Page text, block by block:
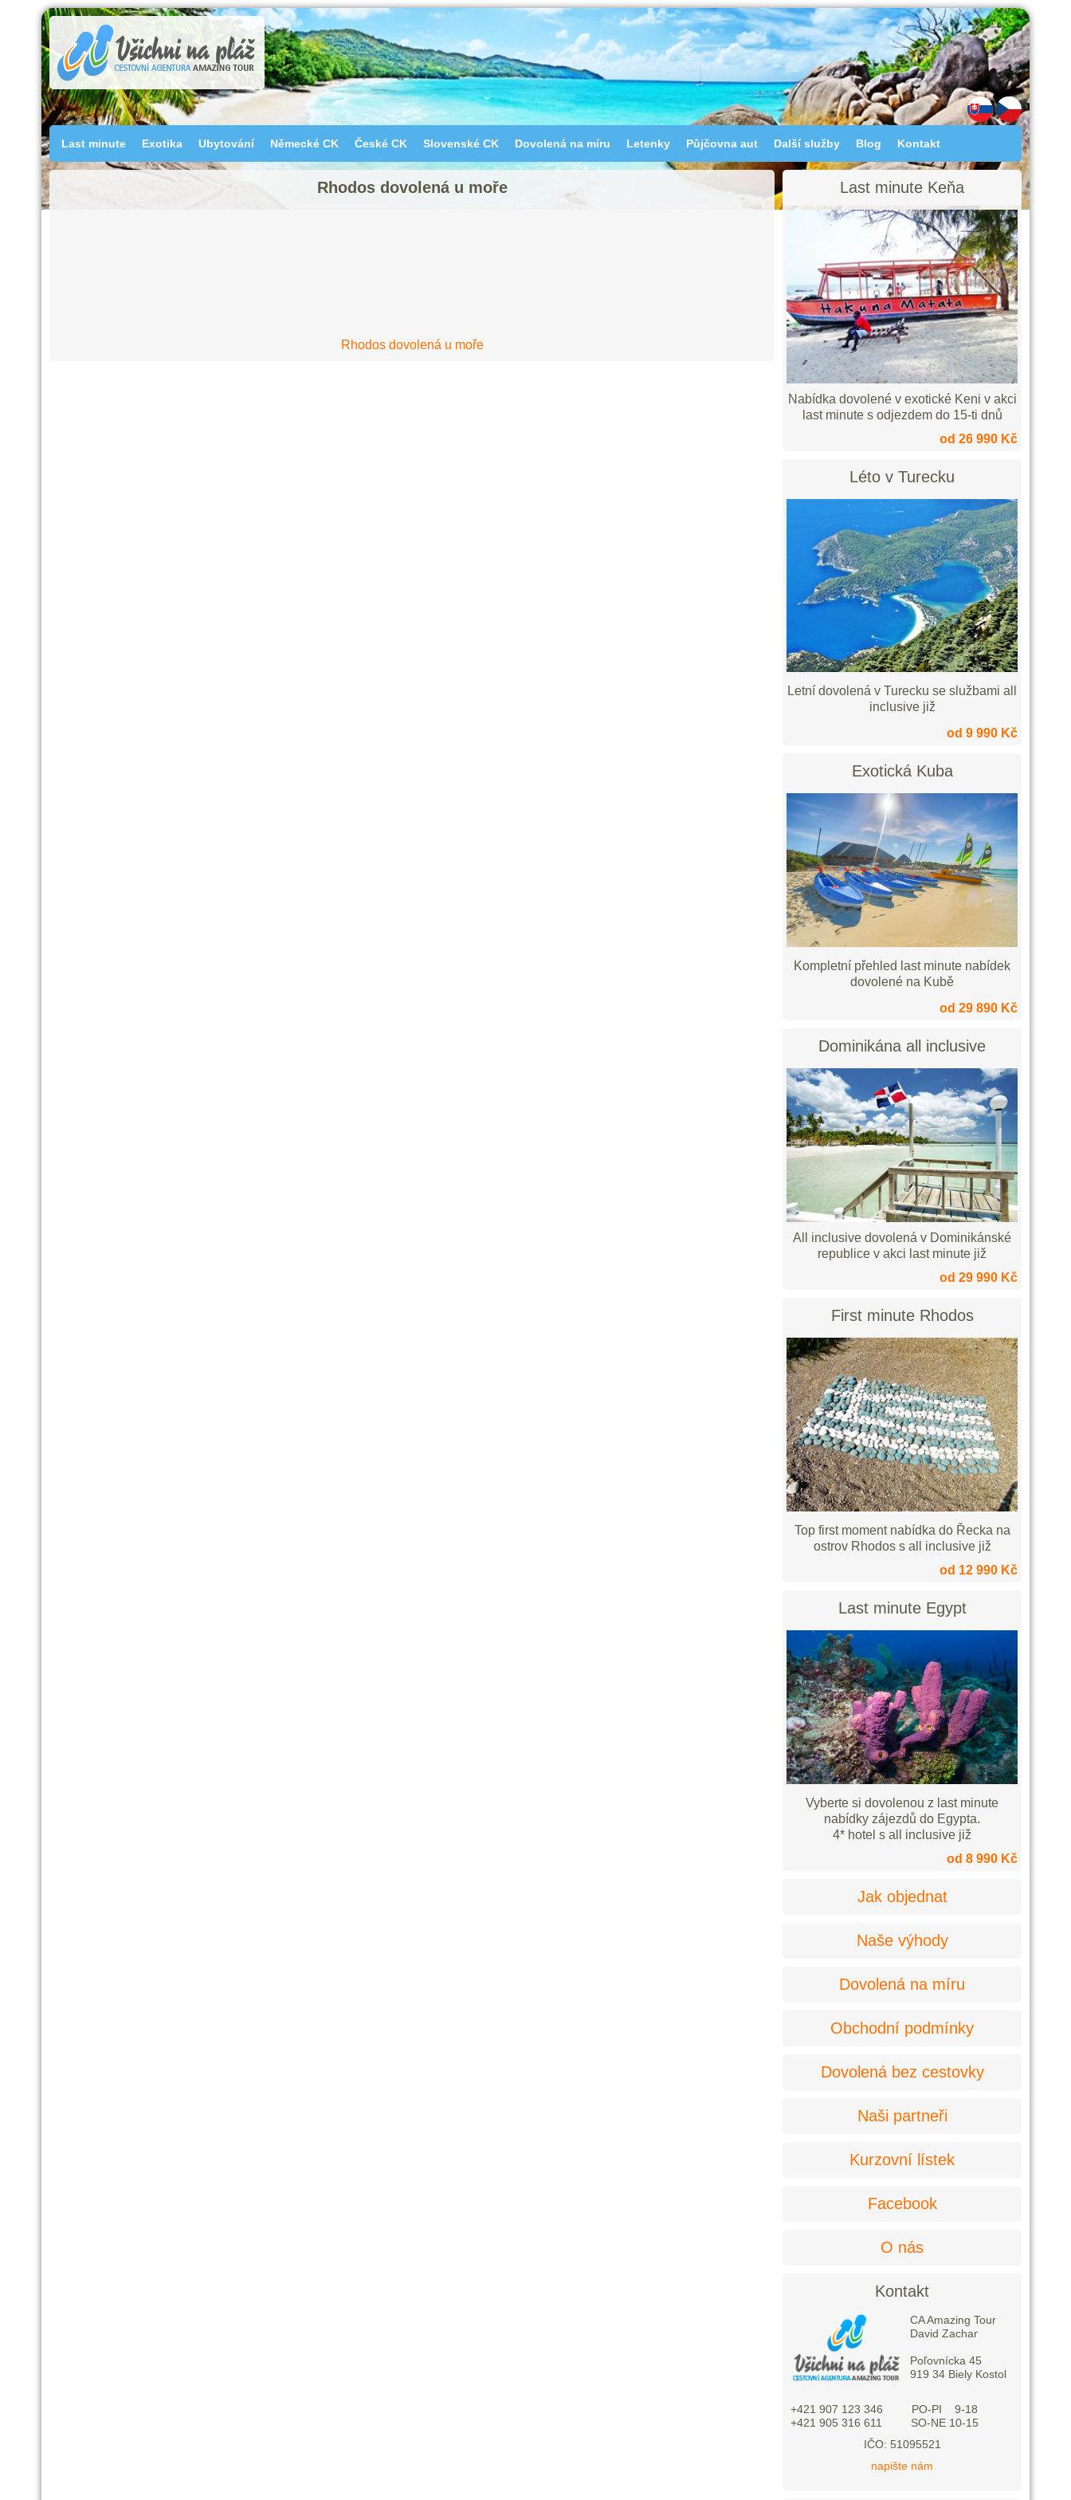
Last minute Exotika Ubytování Německé CK České CK Slovenské CK Dovolená na míru Letenky Půjčovna aut Další služby Blog Kontakt
Rhodos dovolená u moře
Rhodos dovolená u moře
Last minute Keňa
Nabídka dovolené v exotické Keni v akci
last minute s odjezdem do 15-ti dnů
od 26 990 Kč
Léto v Turecku
Letní dovolená v Turecku se službami all
inclusive již
od 9 990 Kč
Exotická Kuba
Kompletní přehled last minute nabídek
dovolené na Kubě
od 29 890 Kč
Dominikána all inclusive
All inclusive dovolená v Dominikánské
republice v akci last minute již
od 29 990 Kč
First minute Rhodos
Top first moment nabídka do Řecka na
ostrov Rhodos s all inclusive již
od 12 990 Kč
Last minute Egypt
Vyberte si dovolenou z last minute
nabídky zájezdů do Egypta.
4* hotel s all inclusive již
od 8 990 Kč
Jak objednat
Naše výhody
Dovolená na míru
Obchodní podmínky
Dovolená bez cestovky
Naši partneři
Kurzovní lístek
Facebook
O nás
Kontakt
CA Amazing Tour
David Zachar
Poľovnícka 45
919 34 Biely Kostol
+421 907 123 346 PO-PI 9-18
+421 905 316 611 SO-NE 10-15
IČO: 51095521
napište nám